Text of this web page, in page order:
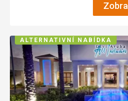
ALTERNATIVNÍ NABÍDKA